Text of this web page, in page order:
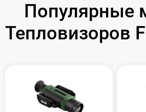
Популярные
Тепловизоров